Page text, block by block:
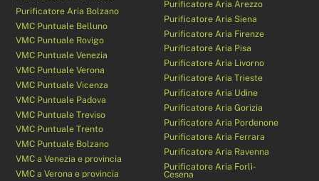
Purificatore Aria Bolzano
VMC Puntuale Belluno
VMC Puntuale Rovigo
VMC Puntuale Venezia
VMC Puntuale Verona
VMC Puntuale Vicenza
VMC Puntuale Padova
VMC Puntuale Treviso
VMC Puntuale Trento
VMC Puntuale Bolzano
VMC a Venezia e provincia
VMC a Verona e provincia
Purificatore Aria Arezzo
Purificatore Aria Siena
Purificatore Aria Firenze
Purificatore Aria Pisa
Purificatore Aria Livorno
Purificatore Aria Trieste
Purificatore Aria Udine
Purificatore Aria Gorizia
Purificatore Aria Pordenone
Purificatore Aria Ferrara
Purificatore Aria Ravenna
Purificatore Aria Forlì-
Cesena